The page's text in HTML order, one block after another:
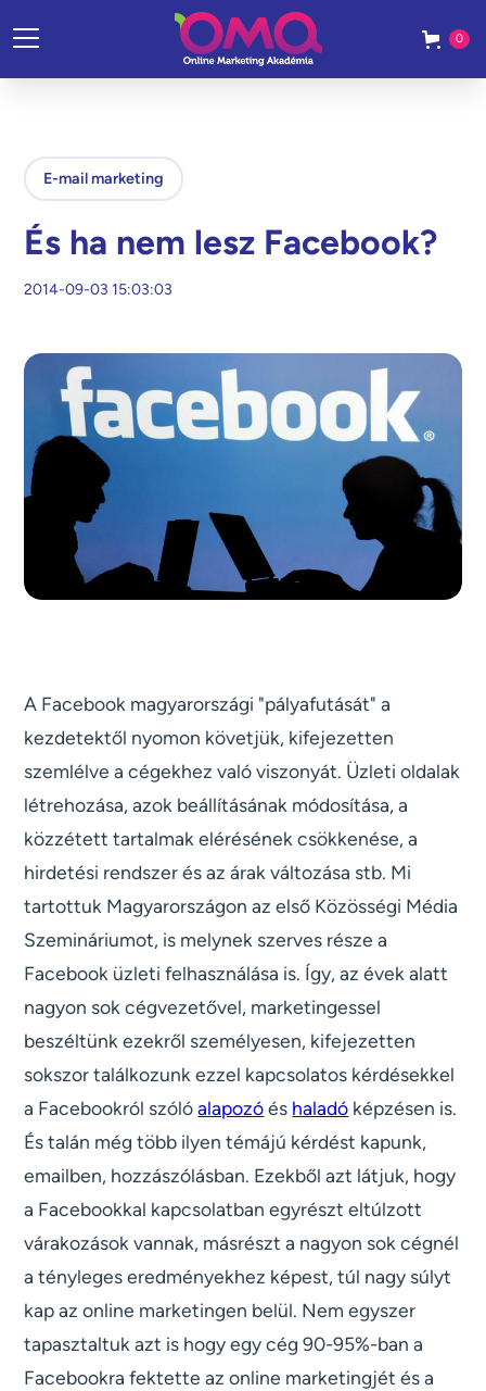
0
E-mail marketing
És ha nem lesz Facebook?
2014-09-03 15:03:03
A Facebook magyarországi "pályafutását" a
kezdetektől nyomon követjük, kifejezetten
szemlélve a cégekhez való viszonyát. Üzleti oldalak
létrehozása, azok beállításának módosítása, a
közzétett tartalmak elérésének csökkenése, a
hirdetési rendszer és az árak változása stb. Mi
tartottuk Magyarországon az első Közösségi Média
Szemináriumot, is melynek szerves része a
Facebook üzleti felhasználása is. Így, az évek alatt
nagyon sok cégvezetővel, marketingessel
beszéltünk ezekről személyesen, kifejezetten
sokszor találkozunk ezzel kapcsolatos kérdésekkel
a Facebookról szólóalapozóés haladó képzésen is.
És talán még több ilyen témájú kérdést kapunk,
emailben, hozzászólásban. Ezekből azt látjuk, hogy
a Facebookkal kapcsolatban egyrészt eltúlzott
várakozások vannak, másrészt a nagyon sok cégnél
a tényleges eredményekhez képest, túl nagy súlyt
kap az online marketingen belül. Nem egyszer
tapasztaltuk azt is hogy egy cég 90-95%-ban a
Facebookra fektette az online marketingjét és a